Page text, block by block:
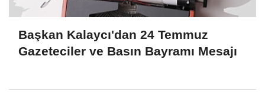
Başkan Kalaycı'dan 24 Temmuz
Gazeteciler ve Basın Bayramı Mesajı